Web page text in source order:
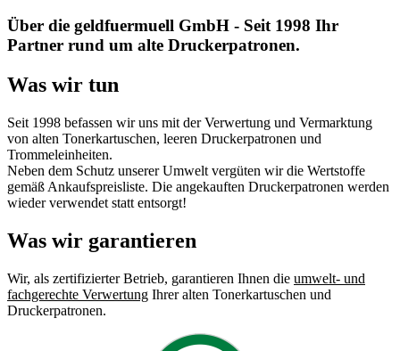
Über die geldfuermuell GmbH - Seit 1998 Ihr
Partner rund um alte Druckerpatronen.
Was wir tun
Seit 1998 befassen wir uns mit der Verwertung und Vermarktung
von alten Tonerkartuschen, leeren Druckerpatronen und
Trommeleinheiten.
Neben dem Schutz unserer Umwelt vergüten wir die Wertstoffe
gemäß Ankaufspreisliste. Die angekauften Druckerpatronen werden
wieder verwendet statt entsorgt!
Was wir garantieren
Wir, als zertifizierter Betrieb, garantieren Ihnen die umwelt- und
fachgerechte Verwertung Ihrer alten Tonerkartuschen und
Druckerpatronen.